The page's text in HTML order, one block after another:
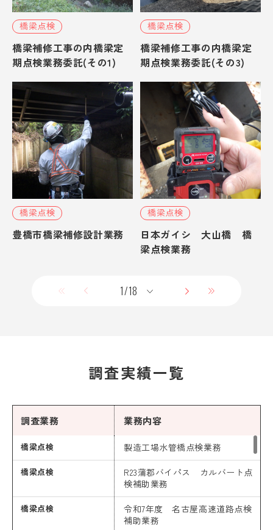
橋梁点検
橋梁補修工事の内橋梁定
期点検業務委託(その1)
橋梁点検
橋梁補修工事の内橋梁定
期点検業務委託(その3)
橋梁点検
豊橋市橋梁補修設計業務
橋梁点検
日本ガイシ 大山橋 橋
梁点検業務
調査実績一覧
調査業務 業務内容
橋梁点検 製造工場水管橋点検業務
橋梁点検
R23蒲郡バイパス カルバート点
検補助業務
橋梁点検
令和7年度 名古屋高速道路点検
補助業務